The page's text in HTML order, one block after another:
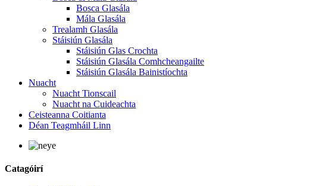
Bosca Glasála
Mála Glasála
Trealamh Glasála
Stáisiún Glasála
Stáisiún Glas Crochta
Stáisiún Glasála Comhcheangailte
Stáisiún Glasála Bainistíochta
Nuacht
Nuacht Tionscail
Nuacht na Cuideachta
Ceisteanna Coitianta
Déan Teagmháil Linn
Catagóirí